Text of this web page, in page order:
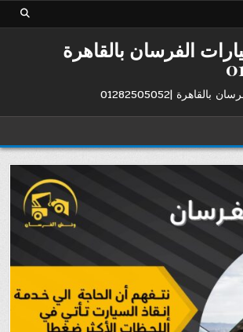
الفرسان بالقاهرة
|01282505052